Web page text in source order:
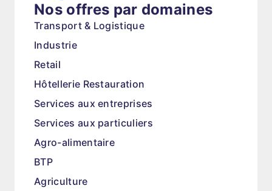
Nos offres par domaines
Transport & Logistique
Industrie
Retail
Hôtellerie Restauration
Services aux entreprises
Services aux particuliers
Agro-alimentaire
BTP
Agriculture